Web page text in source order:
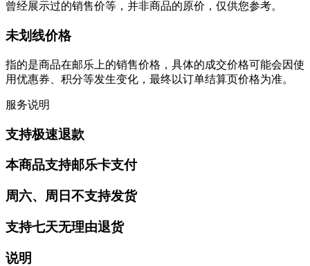
曾经展示过的销售价等，并非商品的原价，仅供您参考。
未划线价格
指的是商品在邮乐上的销售价格，具体的成交价格可能会因使
用优惠券、积分等发生变化，最终以订单结算页价格为准。
服务说明
支持极速退款
本商品支持邮乐卡支付
周六、周日不支持发货
支持七天无理由退货
说明